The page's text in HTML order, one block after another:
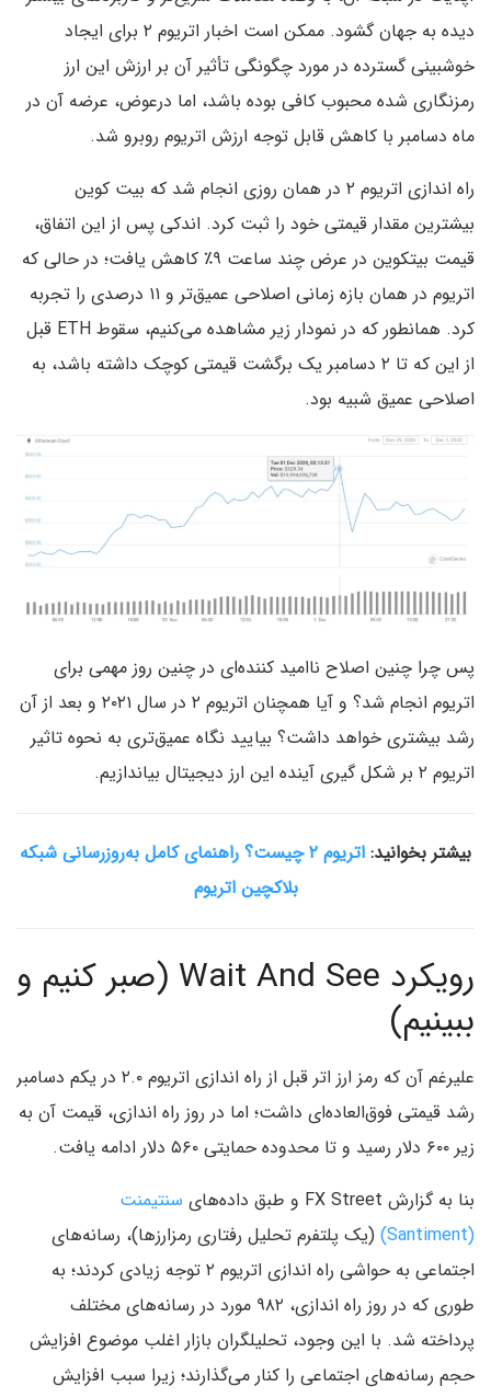
دیده به جهان گشود. ممکن است اخبار اتریوم ۲ برای ایجاد
خوشبینی گسترده در مورد چگونگی تأثیر آن بر ارزش این ارز
رمزنگاری شده محبوب کافی بوده باشد، اما درعوض، عرضه آن در
ماه دسامبر با کاهش قابل توجه ارزش اتریوم روبرو شد.
راه اندازی اتریوم ۲ در همان روزی انجام شد که بیت کوین
بیشترین مقدار قیمتی خود را ثبت کرد. اندکی پس از این اتفاق،
قیمت بیتکوین در عرض چند ساعت ۹٪ کاهش یافت؛ در حالی که
اتریوم در همان بازه زمانی اصلاحی عمیق‌تر و ۱۱ درصدی را تجربه
کرد. همانطور که در نمودار زیر مشاهده می‌کنیم، سقوط ETH قبل
از این که تا ۲ دسامبر یک برگشت قیمتی کوچک داشته باشد، به
اصلاحی عمیق شبیه بود.
پس چرا چنین اصلاح ناامید کننده‌ای در چنین روز مهمی برای
اتریوم انجام شد؟ و آیا همچنان اتریوم ۲ در سال ۲۰۲۱ و بعد از آن
رشد بیشتری خواهد داشت؟ بیایید نگاه عمیق‌تری به نحوه تاثیر
اتریوم ۲ بر شکل گیری آینده این ارز دیجیتال بیاندازیم.
بیشتر بخوانید:
اتریوم ۲ چیست؟ راهنمای کامل به‌روزرسانی شبکه
بلاکچین اتریوم
رویکرد Wait And See (صبر کنیم و
ببینیم)
علیرغم آن که رمز ارز اتر قبل از راه‌ اندازی اتریوم ۲.۰ در یکم دسامبر
رشد قیمتی فوق‌العاده‌ای داشت؛ اما در روز راه اندازی، قیمت آن به
زیر ۶۰۰ دلار رسید و تا محدوده حمایتی ۵۶۰ دلار ادامه یافت.
بنا به گزارش FX Street و طبق داده‌های
سنتیمنت
(Santiment)
(یک پلتفرم تحلیل رفتاری رمزارزها)، رسانه‌های
اجتماعی به حواشی راه اندازی اتریوم ۲ توجه زیادی کردند؛ به
طوری که در روز راه اندازی، ۹۸۲ مورد در رسانه‌های مختلف
پرداخته شد. با این وجود، تحلیلگران بازار اغلب موضوع افزایش
حجم رسانه‌های اجتماعی را کنار می‌گذارند؛ زیرا سبب افزایش